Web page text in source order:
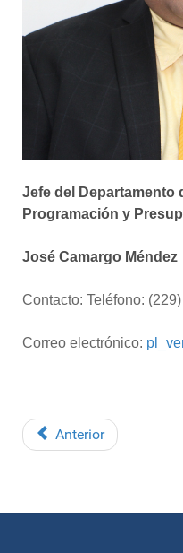
Jefe del Departamento
Programación y
José Camargo Méndez
Contacto: Teléfono:
Correo electrónico:
Anterior